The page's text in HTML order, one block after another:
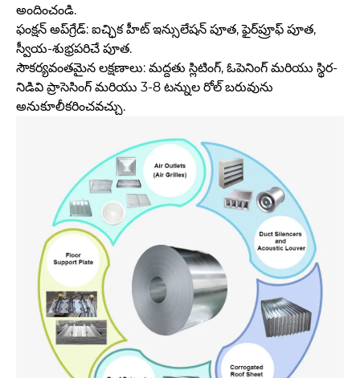
అందించండి.
ఫంక్షన్ అప్‌గ్రేడ్: ఐచ్ఛిక హీట్ ఇన్సులేషన్ పూత, ఫైర్‌ప్రూఫ్ పూత,
స్వీయ-శుభ్రపరిచే పూత.
సౌకర్యవంతమైన లక్షణాలు: మద్దతు స్లిటింగ్, ఓపెనింగ్ మరియు స్థిర-
నిడివి ప్రాసెసింగ్ మరియు 3-8 టన్నుల రోల్ బరువును
అనుకూలీకరించవచ్చు.